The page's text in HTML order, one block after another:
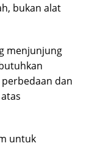
bukan alat
menjunjung
dan
untuk